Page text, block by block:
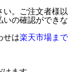
。ご注文者様以
いの確認ができな
せは楽天市場まで